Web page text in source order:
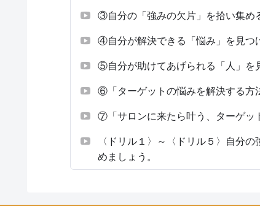
③自分の「強みの欠片」を拾い集め
④自分が解決できる「悩み」を見つ
⑤自分が助けてあげられる「人」を
⑥「ターゲットの悩みを解決する方
⑦「サロンに来たら叶う、ターゲッ
〈ドリル１〉～〈ドリル５〉自分
めましょう。